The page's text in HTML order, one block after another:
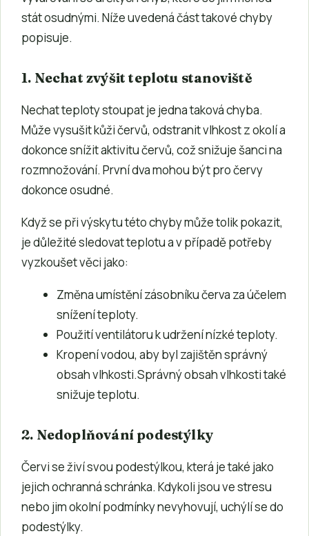
stát osudnými. Níže uvedená část takové chyby
popisuje.
1. Nechat zvýšit teplotu stanoviště
Nechat teploty stoupat je jedna taková chyba.
Může vysušit kůži červů, odstranit vlhkost z okolí a
dokonce snížit aktivitu červů, což snižuje šanci na
rozmnožování. První dva mohou být pro červy
dokonce osudné.
Když se při výskytu této chyby může tolik pokazit,
je důležité sledovat teplotu a v případě potřeby
vyzkoušet věci jako:
Změna umístění zásobníku červa za účelem
snížení teploty.
Použití ventilátoru k udržení nízké teploty.
Kropení vodou, aby byl zajištěn správný
obsah vlhkosti.Správný obsah vlhkosti také
snižuje teplotu.
2. Nedoplňování podestýlky
Červi se živí svou podestýlkou, která je také jako
jejich ochranná schránka. Kdykoli jsou ve stresu
nebo jim okolní podmínky nevyhovují, uchýlí se do
podestýlky.